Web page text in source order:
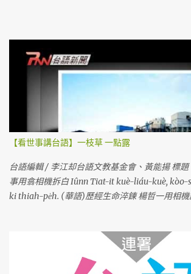
【看世事講台語】一枝草 一點露
台語編輯 / 李江却台語文教基金會、黃能揚 標
事用翕相機拆白 Iûnn Tiat-it kuè-liáu-kuè,
ki thiah-pe̍h. (華語)歷經生命淬鍊 楊哲一用相機